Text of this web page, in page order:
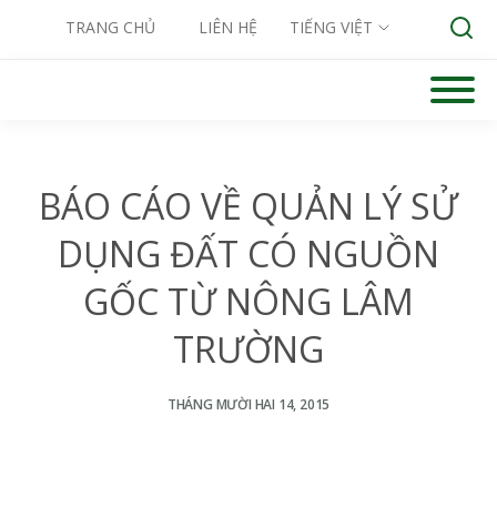
TRANG CHỦ LIÊN HỆ TIẾNG VIỆT
BÁO CÁO VỀ QUẢN LÝ SỬ
DỤNG ĐẤT CÓ NGUỒN
GỐC TỪ NÔNG LÂM
TRƯỜNG
THÁNG MƯỜI HAI 14, 2015